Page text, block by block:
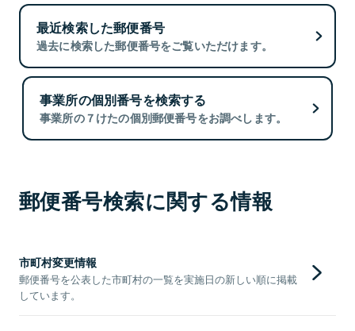
最近検索した郵便番号
過去に検索した郵便番号をご覧いただけます。
事業所の個別番号を検索する
事業所の７けたの個別郵便番号をお調べします。
郵便番号検索に関する情報
市町村変更情報
郵便番号を公表した市町村の一覧を実施日の新しい順に掲載
しています。